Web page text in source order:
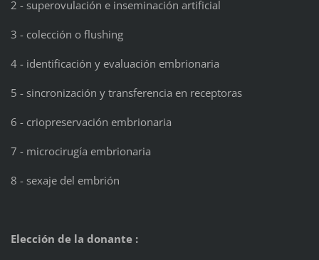
2 - superovulación e inseminación artificial
3 - colección o flushing
4 - identificación y evaluación embrionaria
5 - sincronización y transferencia en receptoras
6 - criopreservación embrionaria
7 - microcirugía embrionaria
8 - sexaje del embrión
Elección de la donante :